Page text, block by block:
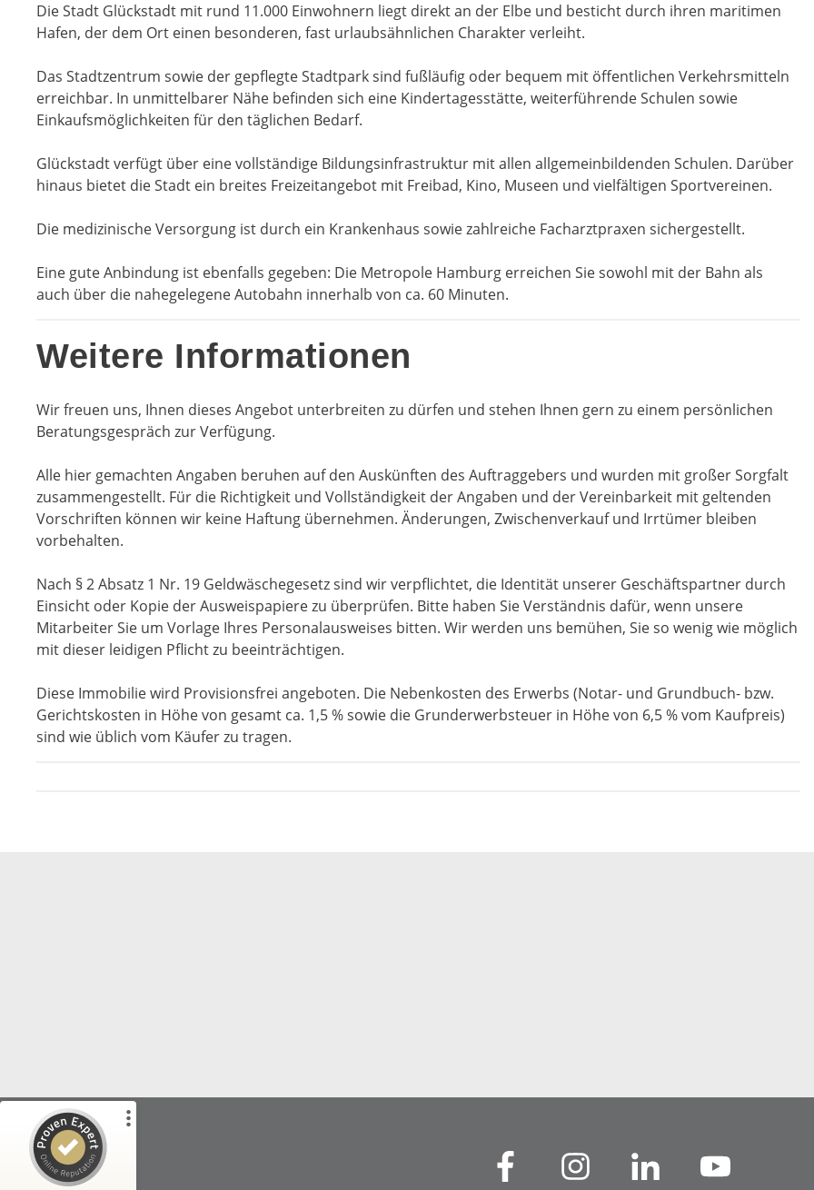
Die Stadt Glückstadt mit rund 11.000 Einwohnern liegt direkt an der Elbe und besticht durch ihren maritimen
Hafen, der dem Ort einen besonderen, fast urlaubsähnlichen Charakter verleiht.
Das Stadtzentrum sowie der gepflegte Stadtpark sind fußläufig oder bequem mit öffentlichen Verkehrsmitteln
erreichbar. In unmittelbarer Nähe befinden sich eine Kindertagesstätte, weiterführende Schulen sowie
Einkaufsmöglichkeiten für den täglichen Bedarf.
Glückstadt verfügt über eine vollständige Bildungsinfrastruktur mit allen allgemeinbildenden Schulen. Darüber
hinaus bietet die Stadt ein breites Freizeitangebot mit Freibad, Kino, Museen und vielfältigen Sportvereinen.
Die medizinische Versorgung ist durch ein Krankenhaus sowie zahlreiche Facharztpraxen sichergestellt.
Eine gute Anbindung ist ebenfalls gegeben: Die Metropole Hamburg erreichen Sie sowohl mit der Bahn als
auch über die nahegelegene Autobahn innerhalb von ca. 60 Minuten.
Weitere Informationen
Wir freuen uns, Ihnen dieses Angebot unterbreiten zu dürfen und stehen Ihnen gern zu einem persönlichen
Beratungsgespräch zur Verfügung.
Alle hier gemachten Angaben beruhen auf den Auskünften des Auftraggebers und wurden mit großer Sorgfalt
zusammengestellt. Für die Richtigkeit und Vollständigkeit der Angaben und der Vereinbarkeit mit geltenden
Vorschriften können wir keine Haftung übernehmen. Änderungen, Zwischenverkauf und Irrtümer bleiben
vorbehalten.
Nach § 2 Absatz 1 Nr. 19 Geldwäschegesetz sind wir verpflichtet, die Identität unserer Geschäftspartner durch
Einsicht oder Kopie der Ausweispapiere zu überprüfen. Bitte haben Sie Verständnis dafür, wenn unsere
Mitarbeiter Sie um Vorlage Ihres Personalausweises bitten. Wir werden uns bemühen, Sie so wenig wie möglich
mit dieser leidigen Pflicht zu beeinträchtigen.
Diese Immobilie wird Provisionsfrei angeboten. Die Nebenkosten des Erwerbs (Notar- und Grundbuch- bzw.
Gerichtskosten in Höhe von gesamt ca. 1,5 % sowie die Grunderwerbsteuer in Höhe von 6,5 % vom Kaufpreis)
sind wie üblich vom Käufer zu tragen.
327
Bewertungen von
4
anderen Quellen